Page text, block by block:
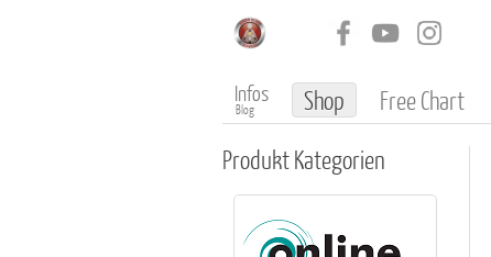
Infos
Blog Shop Free Chart
ProduktKategorien